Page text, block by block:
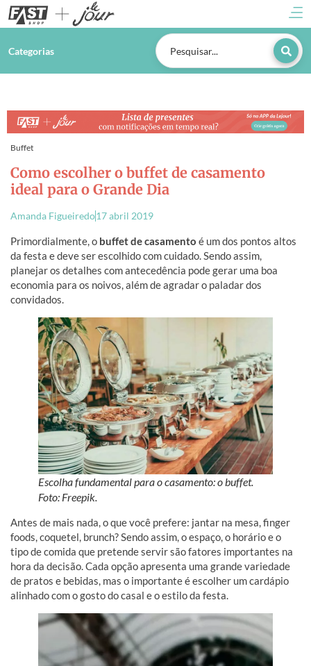
Categorias
Buffet
Como escolher o buffet de casamento
ideal para o Grande Dia
Amanda Figueiredo17 abril 2019
Primordialmente, o buffet de casamento é um dos pontos altos
da festa e deve ser escolhido com cuidado. Sendo assim,
planejar os detalhes com antecedência pode gerar uma boa
economia para os noivos, além de agradar o paladar dos
convidados.
Escolha fundamental para o casamento: o buffet.
Foto: Freepik.
Antes de mais nada, o que você prefere: jantar na mesa, finger
foods, coquetel, brunch? Sendo assim, o espaço, o horário e o
tipo de comida que pretende servir são fatores importantes na
hora da decisão. Cada opção apresenta uma grande variedade
de pratos e bebidas, mas o importante é escolher um cardápio
alinhado com o gosto do casal e o estilo da festa.